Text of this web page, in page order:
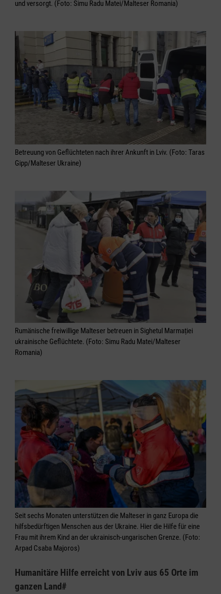
und versorgt. (Foto: Simu Radu Matei/Malteser Romania)
Betreuung von Geflüchteten nach ihrer Ankunft in Lviv. (Foto: Taras
Gipp/Malteser Ukraine)
Rumänische freiwillige Malteser betreuen in Sighetul Marmației
ukrainische Geflüchtete. (Foto: Simu Radu Matei/Malteser
Romania)
Seit sechs Monaten unterstützen die Malteser in ganz Europa die
hilfsbedürftigen Menschen aus der Ukraine. Hier die Hilfe für eine
Frau mit ihrem Kind an der ukrainisch-ungarischen Grenze. (Foto:
Arpad Csaba Majoros)
Humanitäre Hilfe erreicht von Lviv aus 65 Orte im
ganzen Land#